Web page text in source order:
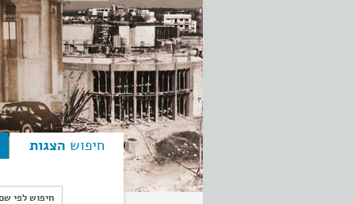
חיפוש הצגות
חיפוש לפי